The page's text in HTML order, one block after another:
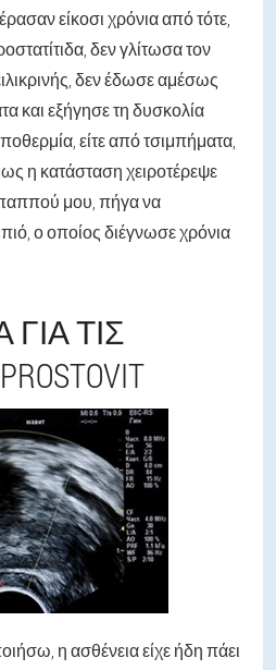
είκοσι χρόνια από τότε,
δεν γλίτωσα τον
δεν έδωσε αμέσως
και εξήγησε τη δυσκολία
είτε από τσιμπήματα,
η κατάσταση χειροτέρεψε
μου, πήγα να
ο οποίος διέγνωσε χρόνια
ΤΙΣ
η ασθένεια είχε ήδη πάει